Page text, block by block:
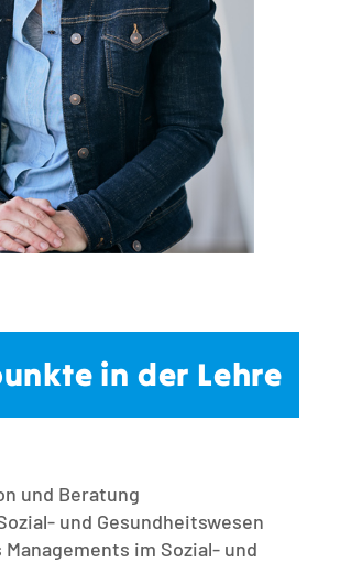
in der Lehre
und Beratung
und Gesundheitswesen
im Sozial- und